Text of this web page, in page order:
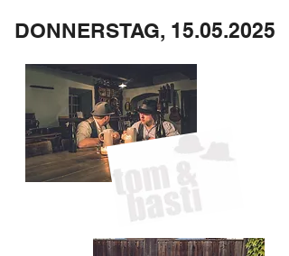
DONNERSTAG, 15.05.2025